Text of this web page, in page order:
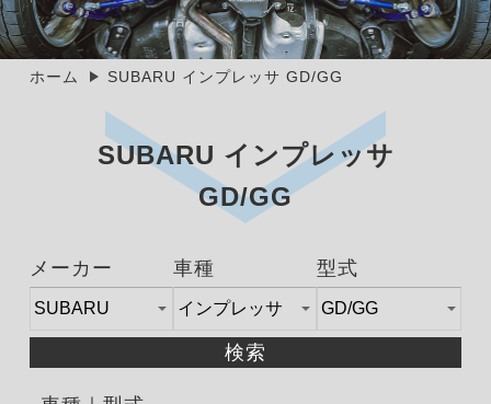
ホーム SUBARU インプレッサ GD/GG
SUBARU インプレッサ
GD/GG
メーカー 車種 型式
検索